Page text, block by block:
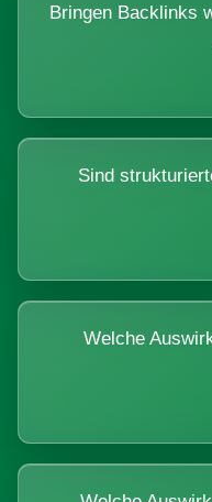
Bringen Backlinks
Sind
Welche